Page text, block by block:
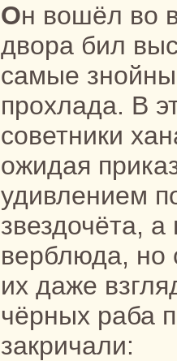
Он вошёл во второй двор. Посреди
двоpa бил
caмые
прохлада. В
советники
ожидая
удивлением
звездочёта, а
верблюда, но
их даже
чёрных paба
закричали: